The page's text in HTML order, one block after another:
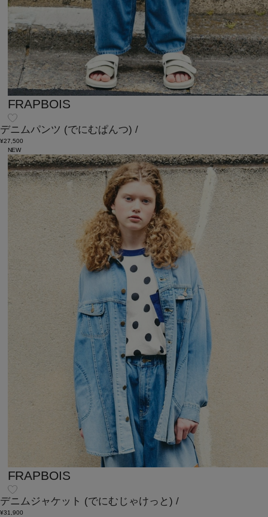
FRAPBOIS
デニムパンツ (でにむぱんつ) /
¥27,500
NEW
FRAPBOIS
デニムジャケット (でにむじゃけっと) /
¥31,900